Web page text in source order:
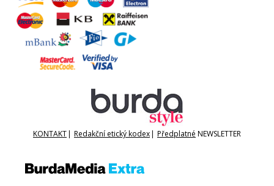
KONTAKT| Redakční etický kodex| Předplatné NEWSLETTER